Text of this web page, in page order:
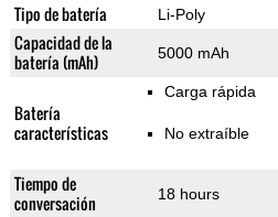
Tipo de batería Li-Poly
Capacidad de la
batería (mAh)
5000 mAh
Batería
características
Carga rápida
No extraíble
Tiempo de
conversación
18 hours